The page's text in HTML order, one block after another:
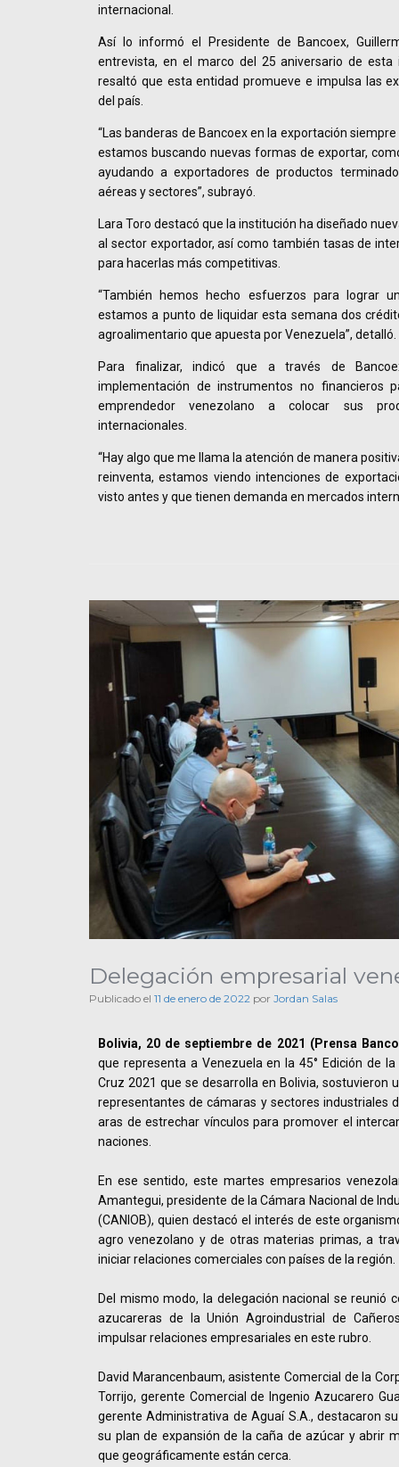
internacional.
Así lo informó el Presidente de Bancoex,
entrevista, en el marco del 25 aniversario de esta
resaltó que esta entidad promueve e impulsa las
del país.
“Las banderas de Bancoex en la exportación
estamos buscando nuevas formas de exportar,
ayudando a exportadores de productos
aéreas y sectores”, subrayó.
Lara Toro destacó que la institución ha diseñado
al sector exportador, así como también tasas de
para hacerlas más competitivas.
“También hemos hecho esfuerzos para lograr
estamos a punto de liquidar esta semana dos
agroalimentario que apuesta por Venezuela”, detalló.
Para finalizar, indicó que a través de
implementación de instrumentos no financieros
emprendedor venezolano a colocar sus
internacionales.
“Hay algo que me llama la atención de manera
reinventa, estamos viendo intenciones de
visto antes y que tienen demanda en mercados
Delegación empresarial
Publicado el 11 de enero de 2022 por Jordan Salas
Bolivia, 20 de septiembre de 2021 (Prensa
que representa a Venezuela en la 45° Edición de
Cruz 2021 que se desarrolla en Bolivia, sostuvieron
representantes de cámaras y sectores industriales
aras de estrechar vínculos para promover el
naciones.
En ese sentido, este martes empresarios
Amantegui, presidente de la Cámara Nacional de
(CANIOB), quien destacó el interés de este
agro venezolano y de otras materias primas, a
iniciar relaciones comerciales con países de la región.
Del mismo modo, la delegación nacional se reunió
azucareras de la Unión Agroindustrial de
impulsar relaciones empresariales en este rubro.
David Marancenbaum, asistente Comercial de la
Torrijo, gerente Comercial de Ingenio Azucarero
gerente Administrativa de Aguaí S.A., destacaron
su plan de expansión de la caña de azúcar y abrir
que geográficamente están cerca.